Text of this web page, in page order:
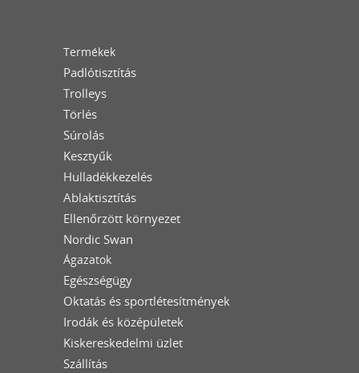
Termékek
Padlótisztítás
Trolleys
Törlés
Súrolás
Kesztyűk
Hulladékkezelés
Ablaktisztítás
Ellenőrzött környezet
Nordic Swan
Ágazatok
Egészségügy
Oktatás és sportlétesítmények
Irodák és középületek
Kiskereskedelmi üzlet
Szállítás